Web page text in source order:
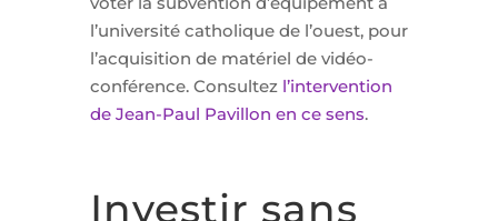
l’université catholique de l’ouest, pour
l’acquisition de matériel de vidéo-
conférence. Consultez l’intervention
de Jean-Paul Pavillon en ce sens.
Investir sans